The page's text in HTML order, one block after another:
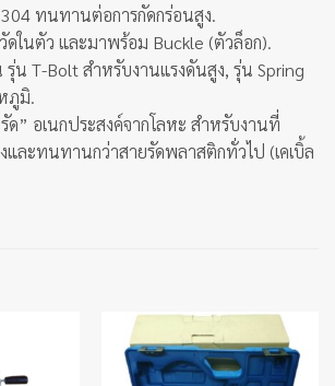
304 ทนทานต่อการกัดกร่อนสูง.
ดในตัว และมาพร้อม Buckle (ตัวล็อก).
รุ่น T-Bolt สำหรับงานแรงดันสูง, รุ่น Spring
ภูมิ.
ด” อเนกประสงค์จากโลหะ สำหรับงานที่
และทนทานกว่าสายรัดพลาสติกทั่วไป (เคเบิ้ล